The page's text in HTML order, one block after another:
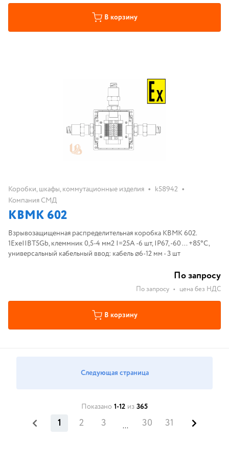
В корзину
Коробки, шкафы, коммутационные изделия • k58942 •
Компания СМД
КВМК 602
Взрывозащищенная распределительная коробка КВМК 602.
1ExeIIBT5Gb, клеммник 0,5-4 мм2 I=25А -6 шт, IP67, -60 ... +85°С,
универсальный кабельный ввод: кабель ⌀6-12 мм - 3 шт
По запросу
По запросу • цена без НДС
В корзину
Следующая страница
Показано 1-12 из 365
1 2 3 ... 30 31